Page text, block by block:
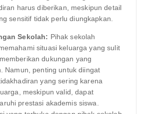
harus diberikan, meskipun detail
sensitif tidak perlu diungkapkan.
Sekolah: Pihak sekolah
situasi keluarga yang sulit
dukungan yang
Namun, penting untuk diingat
yang sering karena
meskipun valid, dapat
prestasi akademis siswa.